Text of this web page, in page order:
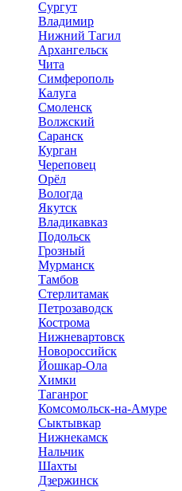
Сургут
Владимир
Нижний Тагил
Архангельск
Чита
Симферополь
Калуга
Смоленск
Волжский
Саранск
Курган
Череповец
Орёл
Вологда
Якутск
Владикавказ
Подольск
Грозный
Мурманск
Тамбов
Стерлитамак
Петрозаводск
Кострома
Нижневартовск
Новороссийск
Йошкар-Ола
Химки
Таганрог
Комсомольск-на-Амуре
Сыктывкар
Нижнекамск
Нальчик
Шахты
Дзержинск